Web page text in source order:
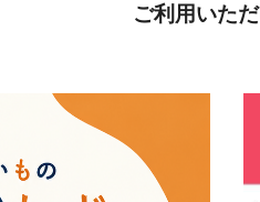
ご利用いた